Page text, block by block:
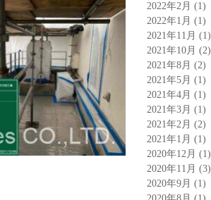
2022年2月 (1)
2022年1月 (1)
2021年11月 (1)
2021年10月 (2)
2021年8月 (2)
2021年5月 (1)
2021年4月 (1)
2021年3月 (1)
2021年2月 (2)
2021年1月 (1)
2020年12月 (1)
2020年11月 (3)
2020年9月 (1)